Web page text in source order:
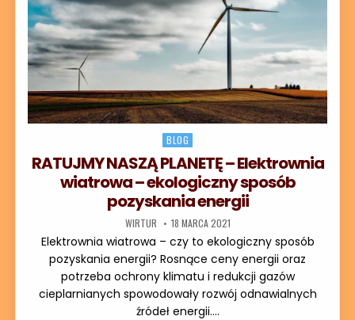
Posted in
BLOG
RATUJMY NASZĄ PLANETĘ – Elektrownia
wiatrowa – ekologiczny sposób
pozyskania energii
AUTOR:
WIRTUR DATA PUBLIKACJI:
18 MARCA 2021
Elektrownia wiatrowa – czy to ekologiczny sposób
pozyskania energii? Rosnące ceny energii oraz
potrzeba ochrony klimatu i redukcji gazów
cieplarnianych spowodowały rozwój odnawialnych
źródeł energii….